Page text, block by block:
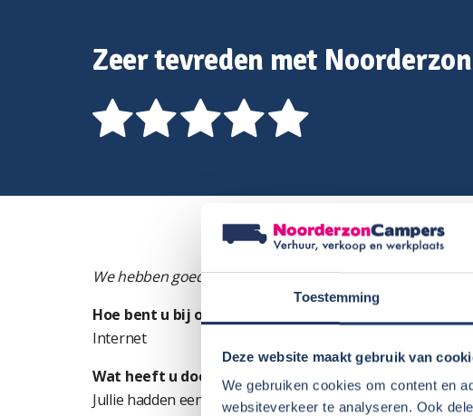
Toestemming
Deze website maakt gebruik van
We gebruiken cookies om content en
websiteverkeer te analyseren. Ook
Zeer tevreden met
We hebben goede begeleiding gehad bij de aanschaf van
Hoe bent u bij ons terecht gekomen?
Internet
Wat heeft u doen besluiten om bij ons een camper te
Jullie hadden een rode automaat